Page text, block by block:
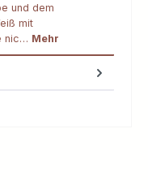
und dem
mit
nic… Mehr